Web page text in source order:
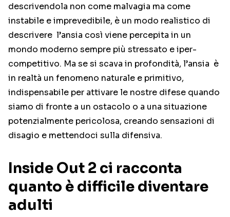
descrivendola non come malvagia ma come
instabile e imprevedibile, è un modo realistico di
descrivere l’ansia così viene percepita in un
mondo moderno sempre più stressato e iper-
competitivo. Ma se si scava in profondità, l’ansia è
in realtà un fenomeno naturale e primitivo,
indispensabile per attivare le nostre difese quando
siamo di fronte a un ostacolo o a una situazione
potenzialmente pericolosa, creando sensazioni di
disagio e mettendoci sulla difensiva.
Inside Out 2 ci racconta
quanto è difficile diventare
adulti